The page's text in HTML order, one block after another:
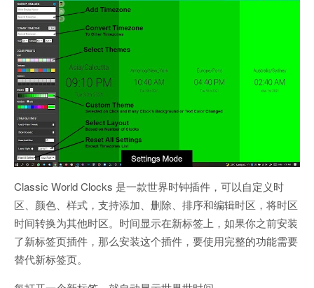
Classic World Clocks 是一款世界时钟插件，可以自定义时
区、颜色、样式，支持添加、删除、排序和编辑时区，将时区
时间转换为其他时区。时间显示在新标签上，如果你之前安装
了新标签页插件，那么安装这个插件，要使用完整的功能需要
替代新标签页。